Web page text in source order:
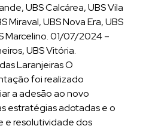
UBS Calcárea, UBS Vila
UBS Nova Era, UBS
Marcelino. 01/07/2024 –
UBS Vitória.
Laranjeiras O
foi realizado
a adesão ao novo
estratégias adotadas e o
e resolutividade dos